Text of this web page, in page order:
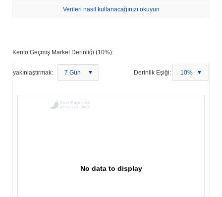
Verileri nasıl kullanacağınızı okuyun
Kento Geçmiş Market Derinliği (10%):
yakınlaştırmak: 7 Gün Derinlik Eşiği: 10%
No data to display